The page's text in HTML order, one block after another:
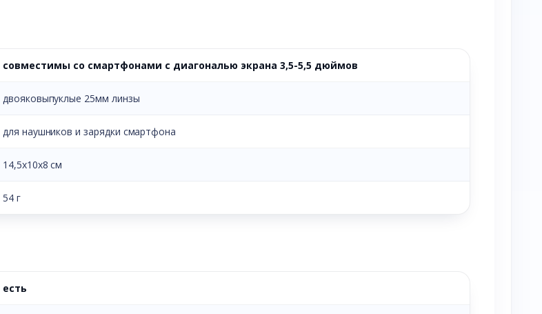
cовместимы со смартфонами с диагональю экрана 3,5-5,5 дюймов
двояковыпуклые 25мм линзы
для наушников и зарядки смартфона
14,5х10х8 см
54 г
есть